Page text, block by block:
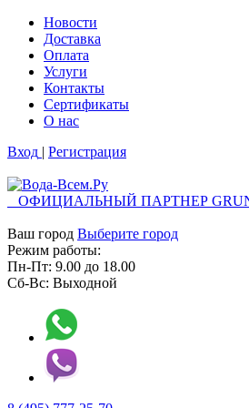
Новости
Доставка
Оплата
Услуги
Контакты
Cертификаты
О нас
Вход | Регистрация
ОФИЦИАЛЬНЫЙ ПАРТНЕР
Ваш город Выберите город
Режим работы:
Пн-Пт: 9.00 до 18.00
Сб-Вс: Выходной